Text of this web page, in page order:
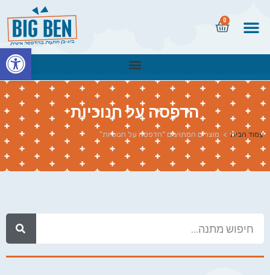
0
הדפסה על חנוכיות
עמוד הבית > מוצרים המתויגים “הדפסה על חנוכיות”